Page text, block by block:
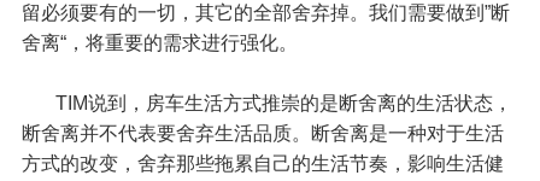
留必须要有的一切，其它的全部舍弃掉。我们需要做到”断
舍离“，将重要的需求进行强化。
TIM说到，房车生活方式推崇的是断舍离的生活状态，
断舍离并不代表要舍弃生活品质。断舍离是一种对于生活
方式的改变，舍弃那些拖累自己的生活节奏，影响生活健